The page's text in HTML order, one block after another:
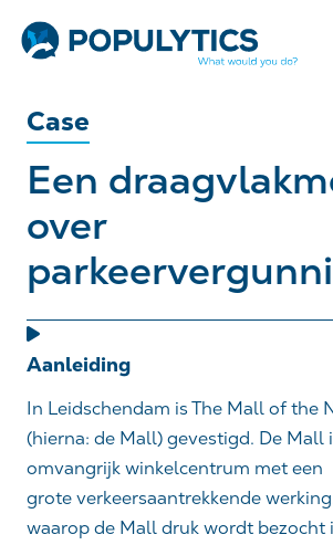
Case
Een
over
Aanleiding
In Leidschendam is The Mallofthe
(hierna: de Mall) gevestigd. De Mall
omvangrijk winkelcentrum met een
groteverkeersaantrekkende
waarop de Malldruk wordt bezocht